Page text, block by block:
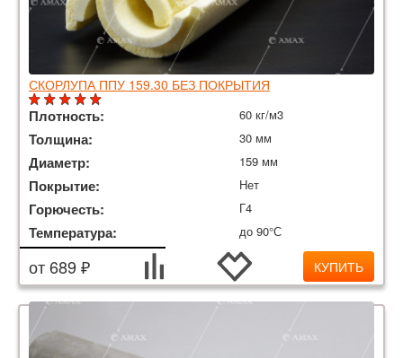
СКОРЛУПА ППУ 159.30 БЕЗ ПОКРЫТИЯ
Плотность: 60 кг/м3
Толщина: 30 мм
Диаметр: 159 мм
Покрытие: Нет
Горючесть: Г4
Температура: до 90°С
от 689 ₽ КУПИТЬ